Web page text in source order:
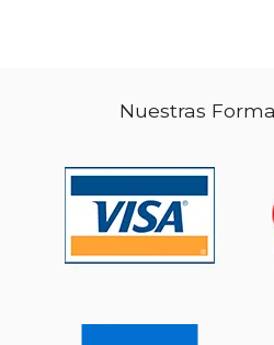
Nuestras